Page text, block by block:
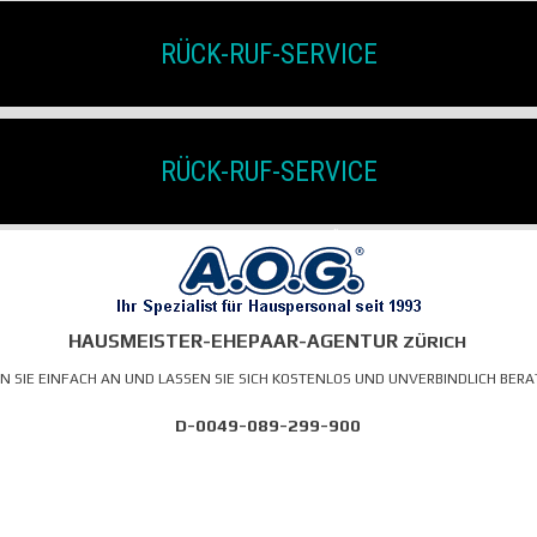
RÜCK-RUF-SERVICE
RÜCK-RUF-SERVICE
HAUSMEISTER-EHEPAAR-AGENTUR ZÜRICH
SIE EINFACH AN UND LASSEN SIE SICH KOSTENLOS UNDUNVERBINDLICH
D-0049-089-299-900